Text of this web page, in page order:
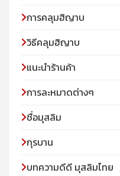
การคลุมฮิญาบ
วิธีคลุมฮิญาบ
แนะนำร้านค้า
การละหมาดต่างๆ
ชื่อมุสลิม
กุรบาน
บทความดีดี มุสลิมไทย